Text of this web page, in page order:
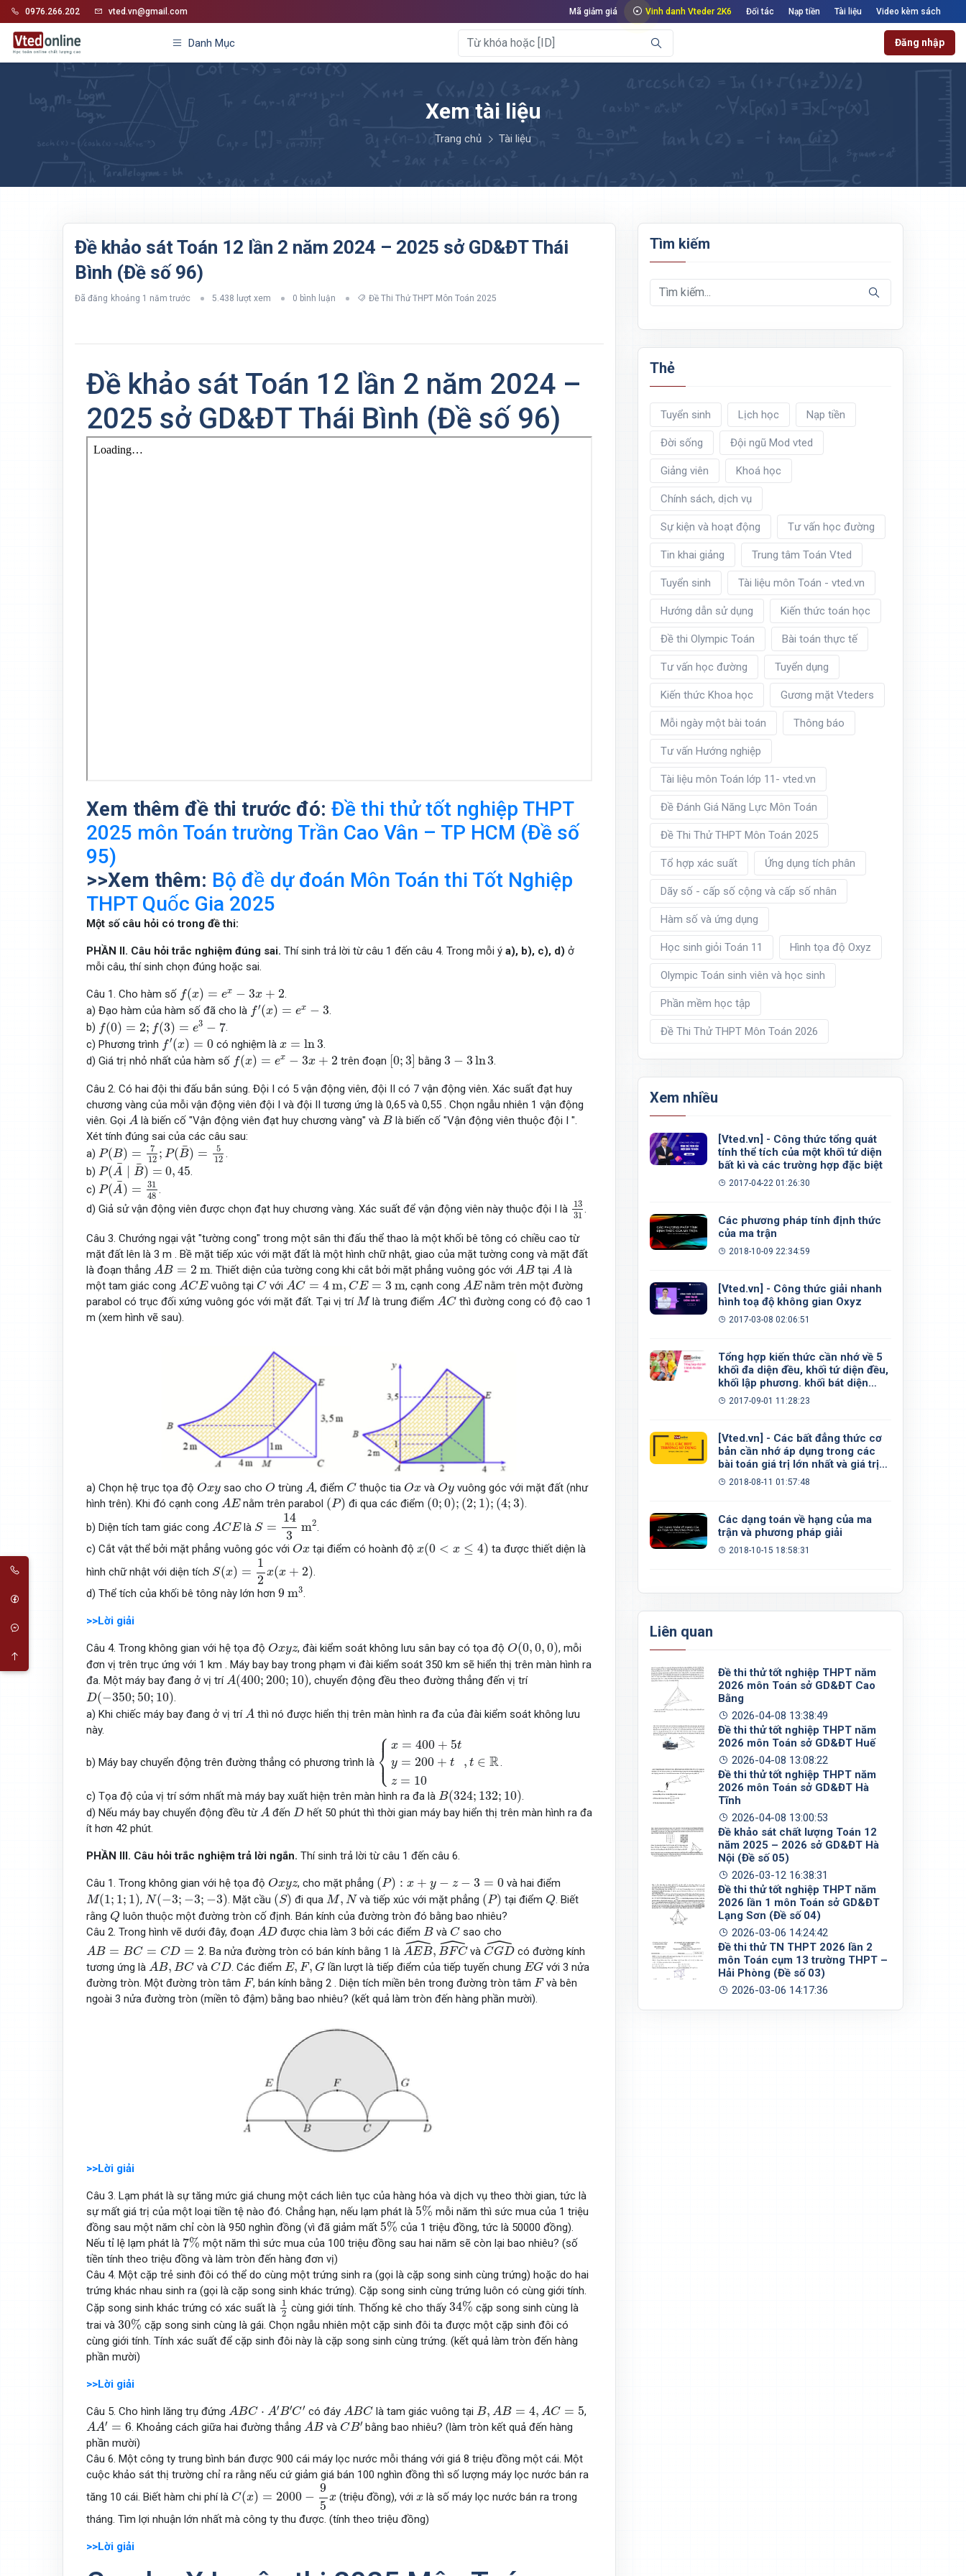
0976.266.202 vted.vn@gmail.com Mã giảm giá Vinh danh Vteder 2K6 Đối tác Nạp tiền Tài liệu Video kèm sách
Danh Mục Đăng nhập
Xem tài liệu
Trang chủ Tài liệu
Đề khảo sát Toán 12 lần 2 năm 2024 – 2025 sở GD&ĐT Thái
Bình (Đề số 96)
Đã đăng khoảng 1 năm trước 5.438 lượt xem 0 bình luận Đề Thi Thử THPT Môn Toán 2025
Đề khảo sát Toán 12 lần 2 năm 2024 –
2025 sở GD&ĐT Thái Bình (Đề số 96)
Xem thêm đề thi trước đó: Đề thi thử tốt nghiệp THPT
2025 môn Toán trường Trần Cao Vân – TP HCM (Đề số
95)
>>Xem thêm: Bộ đề dự đoán Môn Toán thi Tốt Nghiệp
THPT Quốc Gia 2025
Một số câu hỏi có trong đề thi:
PHẦN II. Câu hỏi trắc nghiệm đúng sai. Thí sinh trả lời từ câu 1 đến câu 4. Trong mỗi ý a), b), c), d) ở
mỗi câu, thí sinh chọn đúng hoặc sai.
Câu 1. Cho hàm số f(x) = ex − 3x + 2
f(x = 3 2
.
a) Đạo hàm của hàm số đã cho là f′(x) = ex − 3
f′(x )= 3
.
b) f(0) = 2; f(3) = e3 − 7
f(0)= f( )=e3
.
c) Phương trình f′(x) = 0
f′(x = có nghiệm làx = ln3
x 3
.
d) Giá trị nhỏ nhất của hàm số f(x) = ex − 3x + 2
f(x = 3 2 trên đoạn [0;3]
[0 3] bằng 3 − 3ln3
3 ln3 .
Câu 2. Có hai đội thi đấu bắn súng. Đội I có 5 vận động viên, đội II có 7 vận động viên. Xác suất đạt huy
chương vàng của mỗi vận động viên đội I và đội II tương ứng là 0,65 và 0,55 . Chọn ngẫu nhiên 1 vận động
viên. Gọi A
A là biến cố "Vận động viên đạt huy chương vàng" và B
B là biến cố "Vận động viên thuộc đội I ".
Xét tính đúng sai của các câu sau:
a) P(B) =
7
12 ; P(¯
B) =
5
12
P (B)=712;P( B¯)=512
.
b) P( ¯
A ¯
B) = 0, 45
P(A¯∣ B¯)=0 45
.
c) P( ¯
A) =
31
48
P(A¯) 3148
.
d) Giả sử vận động viên được chọn đạt huy chương vàng. Xác suất để vận động viên này thuộc đội I là
13
31
13
.
Câu 3. Chướng ngại vật "tường cong" trong một sân thi đấu thể thao là một khối bê tông có chiều cao từ
mặt đất lên là 3 m . Bề mặt tiếp xúc với mặt đất là một hình chữ nhật, giao của mặt tường cong và mặt đất
là đoạn thẳng AB = 2 m
A B= m . Thiết diện của tường cong khi cắt bởi mặt phẳng vuông góc với AB
AB tại A
Alà
một tam giác cong ACE
ACE vuông tại C
C vớiAC = 4 m, CE = 3 m
AC=4 m C =3m , cạnh cong AE
AE nằm trên một đường
parabol có trục đối xứng vuông góc với mặt đất. Tại vị tríM
Mlà trung điểmAC
AC thì đường cong có độ cao 1
m (xem hình vẽ sau).
a) Chọn hệ trục tọa độ Oxy
Ox sao cho O
O trùngA
A, điểm C
Cthuộc tia Ox
Ox và Oy
Oy vuông góc với mặt đất (như
hình trên). Khi đó cạnh cong AE
A E nằm trên parabol (P)
(P) đi qua các điểm (0; 0); (2; 1); (4; 3)
(0 0); 2;1 );(4 ;3
.
b) Diện tích tam giác cong ACE
ACE là S =
14
3
m2
3 m
.
c) Cắt vật thể bởi mặt phẳng vuông góc với Ox
Ox tại điểm có hoành độ x(0 < x ≤ 4)
(0 x≤
ta được thiết diện là
hình chữ nhật với diện tích S(x) =
1
2
x(x + 2)
S 12 x 2
.
d) Thể tích của khối bê tông này lớn hơn 9 m3
9 3
.
>>Lời giải
Câu 4. Trong không gian với hệ tọa độ Oxyz
Oxyz, đài kiểm soát không lưu sân bay có tọa độ O(0,0,0)
O(0, 0,0 )
, mỗi
đơn vị trên trục ứng với 1 km . Máy bay bay trong phạm vi đài kiểm soát 350 km sẽ hiển thị trên màn hình ra
đa. Một máy bay đang ở vị tríA(400; 200; 10)
A(400;200;10) , chuyển động đều theo đường thẳng đến vị trí
D(−350; 50; 10)
D(− 350;50;10)
a) Khi chiếc máy bay đang ở vị tríA
A thì nó được hiển thị trên màn hình ra đa của đài kiểm soát không lưu
này.
b) Máy bay chuyển động trên đường thẳng có phương trình là ⎧
⎪
⎨
⎪
⎩
x = 400 + 5t
y = 200 + t
z = 10
, t ∈ R
x +5t = 200
.
c) Tọa độ của vị trí sớm nhất mà máy bay xuất hiện trên màn hình ra đa là B(324; 132; 10)
B(324 132; 10) .
d) Nếu máy bay chuyển động đều từA
A đến D
D hết 50 phút thì thời gian máy bay hiển thị trên màn hình ra đa
ít hơn 42 phút.
PHẦN III. Câu hỏitrắc nghiệm trả lời ngắn. Thí sinh trả lời từ câu 1 đến câu 6.
Câu 1. Trong không gian với hệ tọa độ Oxyz
Ox , cho mặt phẳng (P) : x + y − z − 3 = 0
(P): − và hai điểm
M(1; 1; 1)
M(1 1; ) ,N(−3; −3; −3)
N(− 3;−3 − . Mặt cầu (S)
(S) đi quaM, N
M,N và tiếp xúc với mặt phẳng (P)
(P) tại điểm Q
Q. Biết
rằng Q
Q luôn thuộc một đường tròn cố định. Bán kính của đường tròn đó bằng bao nhiêu?
Câu 2. Trong hình vẽ dưới đây, đoạn AD
A D được chia làm 3 bởi các điểm B
B và C
Csao cho
AB = BC = CD = 2
A B= =CD 2 . Ba nửa đường tròn có bán kính bằng 1 làˆ
AEB, ˆ
BFC
AEB^ BFC^
và ˆ
CGD
CGD^
có đường kính
tương ứng là AB, BC
A B,B C và CD
CD . Các điểm E, F, G
E,F G lần lượt là tiếp điểm của tiếp tuyến chung EG
EG với 3 nửa
đường tròn. Một đường tròn tâm F
F , bán kính bằng 2 . Diện tích miền bên trong đường tròn tâm F
F và bên
ngoài 3 nửa đường tròn (miền tô đậm) bằng bao nhiêu? (kết quả làm tròn đến hàng phần mười).
>>Lời giải
Câu 3. Lạm phát là sự tăng mức giá chung một cách liên tục của hàng hóa và dịch vụ theo thời gian, tức là
sự mất giá trị của một loại tiền tệ nào đó. Chẳng hạn, nếu lạm phát là 5%
5% mỗi năm thì sức mua của 1 triệu
đồng sau một năm chỉ còn là 950 nghìn đồng (vì đã giảm mất 5%
5% của 1 triệu đồng, tức là 50000 đồng).
Nếu tỉ lệ lạm phát là 7%
7% một năm thì sức mua của 100 triệu đồng sau hai năm sẽ còn lại bao nhiêu? (số
tiền tính theo triệu đồng và làm tròn đến hàng đơn vị)
Câu 4. Một cặp trẻ sinh đôi có thể do cùng một trứng sinh ra (gọi là cặp song sinh cùng trứng) hoặc do hai
trứng khác nhau sinh ra (gọi là cặp song sinh khác trứng). Cặp song sinh cùng trứng luôn có cùng giới tính.
Cặp song sinh khác trứng có xác suất là
1
2
12
cùng giới tính. Thống kê cho thấy34%
34% cặp song sinh cùng là
trai và 30%
30% cặp song sinh cùng là gái. Chọn ngẫu nhiên một cặp sinh đôi ta được một cặp sinh đôi có
cùng giới tính. Tính xác suất để cặp sinh đôi này là cặp song sinh cùng trứng. (kết quả làm tròn đến hàng
phần mười)
>>Lời giải
Câu 5. Cho hình lăng trụ đứng ABC ⋅ A′B′C′
A BC⋅A B′C′ có đáyABC
A BC là tam giác vuông tạiB, AB = 4, AC = 5
B, B =4 C 5 ,
AA′ = 6
A A′= . Khoảng cách giữa hai đường thẳng AB
AB và CB′
CB′ bằng bao nhiêu? (làm tròn kết quả đến hàng
phần mười)
Câu 6. Một công ty trung bình bán được 900 cái máy lọc nước mỗi tháng với giá 8 triệu đồng một cái. Một
cuộc khảo sát thị trường chỉ ra rằng nếu cứ giảm giá bán 100 nghìn đồng thì số lượng máy lọc nước bán ra
tăng 10 cái. Biết hàm chi phí là C(x) = 2000 −
9
5
x
C(x)=2000−95x
(triệu đồng), vớix
x là số máy lọc nước bán ra trong
tháng. Tìm lợi nhuận lớn nhất mà công ty thu được. (tính theo triệu đồng)
>>Lời giải
Tìm kiếm
Thẻ
Tuyển sinh Lịch học Nạp tiền
Đời sống Đội ngũ Mod vted
Giảng viên Khoá học
Chính sách, dịch vụ
Sự kiện và hoạt động Tư vấn học đường
Tin khai giảng Trung tâm Toán Vted
Tuyển sinh Tài liệu môn Toán - vted.vn
Hướng dẫn sử dụng Kiến thức toán học
Đề thi Olympic Toán Bài toán thực tế
Tư vấn học đường Tuyển dụng
Kiến thức Khoa học Gương mặt Vteders
Mỗi ngày một bài toán Thông báo
Tư vấn Hướng nghiệp
Tài liệu môn Toán lớp 11- vted.vn
Đề Đánh Giá Năng Lực Môn Toán
Đề Thi Thử THPT Môn Toán 2025
Tổ hợp xác suất Ứng dụng tích phân
Dãy số - cấp số cộng và cấp số nhân
Hàm số và ứng dụng
Học sinh giỏi Toán 11 Hình tọa độ Oxyz
Olympic Toán sinh viên và học sinh
Phần mềm học tập
Đề Thi Thử THPT Môn Toán 2026
Xem nhiều
[Vted.vn] - Công thức tổng quát
tính thể tích của một khối tứ diện
bất kì và các trường hợp đặc biệt
2017-04-22 01:26:30
Các phương pháp tính định thức
của ma trận
2018-10-09 22:34:59
[Vted.vn] - Công thức giải nhanh
hình toạ độ không gian Oxyz
2017-03-08 02:06:51
Tổng hợp kiến thức cần nhớ về 5
khối đa diện đều, khối tứ diện đều,
khối lập phương. khối bát diện
đều, khối 12 mặt đều, khối 20 mặt
2017-09-01 11:28:23
[Vted.vn] - Các bất đẳng thức cơ
bản cần nhớ áp dụng trong các
bài toán giá trị lớn nhất và giá trị
nhỏ nhất
2018-08-11 01:57:48
Các dạng toán về hạng của ma
trận và phương pháp giải
2018-10-15 18:58:31
Liên quan
Đề thi thử tốt nghiệp THPT năm
2026 môn Toán sở GD&ĐT Cao
Bằng
2026-04-08 13:38:49
Đề thi thử tốt nghiệp THPT năm
2026 môn Toán sở GD&ĐT Huế
2026-04-08 13:08:22
Đề thi thử tốt nghiệp THPT năm
2026 môn Toán sở GD&ĐT Hà
Tĩnh
2026-04-08 13:00:53
Đề khảo sát chất lượng Toán 12
năm 2025 – 2026 sở GD&ĐT Hà
Nội (Đề số 05)
2026-03-12 16:38:31
Đề thi thử tốt nghiệp THPT năm
2026 lần 1 môn Toán sở GD&ĐT
Lạng Sơn (Đề số 04)
2026-03-06 14:24:42
Đề thi thử TN THPT 2026 lần 2
môn Toán cụm 13 trường THPT –
Hải Phòng (Đề số 03)
2026-03-06 14:17:36